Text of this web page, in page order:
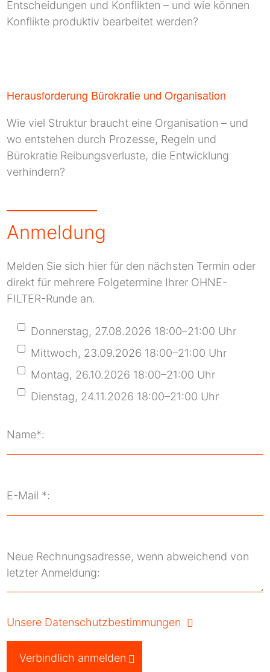
Entscheidungen und Konflikten – und wie können
Konflikte produktiv bearbeitet werden?
Herausforderung Bürokratie und Organisation
Wie viel Struktur braucht eine Organisation – und
wo entstehen durch Prozesse, Regeln und
Bürokratie Reibungsverluste, die Entwicklung
verhindern?
Anmeldung
Melden Sie sich hier für den nächsten Termin oder
direkt für mehrere Folgetermine Ihrer OHNE-
FILTER-Runde an.
Donnerstag, 27.08.2026 18:00–21:00 Uhr
Mittwoch, 23.09.2026 18:00–21:00 Uhr
Montag, 26.10.2026 18:00–21:00 Uhr
Dienstag, 24.11.2026 18:00–21:00 Uhr
Name*:
E-Mail *:
Neue Rechnungsadresse, wenn abweichend von
letzter Anmeldung:
Unsere Datenschutzbestimmungen
Verbindlich anmelden